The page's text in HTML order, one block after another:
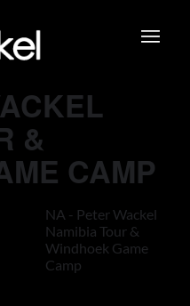
&
CAMP
NA - Peter Wackel
Namibia Tour &
Windhoek Game
Camp